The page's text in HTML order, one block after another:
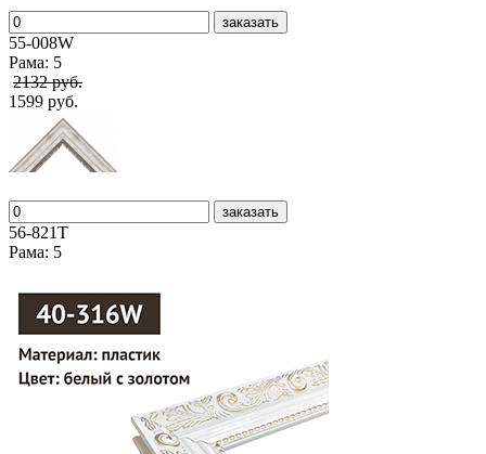
заказать
55-008W
Рама: 5
2132 руб.
1599 руб.
заказать
56-821T
Рама: 5